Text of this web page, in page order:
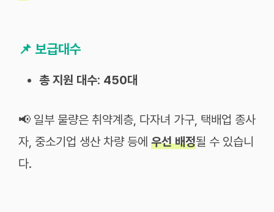
📌 보급대수
총 지원 대수: 450대
📢 일부 물량은 취약계층, 다자녀 가구, 택배업 종사
자, 중소기업 생산 차량 등에 우선 배정될 수 있습니
다.